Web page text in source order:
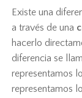
Existe una
a través de una
hacerlo
diferencia se
representamos
representamos